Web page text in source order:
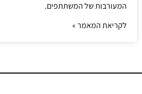
המעורבות של המשתתפים.
לקריאת המאמר »